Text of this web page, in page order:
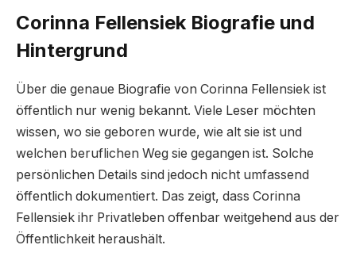
Corinna Fellensiek Biografie und
Hintergrund
Über die genaue Biografie von Corinna Fellensiek ist
öffentlich nur wenig bekannt. Viele Leser möchten
wissen, wo sie geboren wurde, wie alt sie ist und
welchen beruflichen Weg sie gegangen ist. Solche
persönlichen Details sind jedoch nicht umfassend
öffentlich dokumentiert. Das zeigt, dass Corinna
Fellensiek ihr Privatleben offenbar weitgehend aus der
Öffentlichkeit heraushält.